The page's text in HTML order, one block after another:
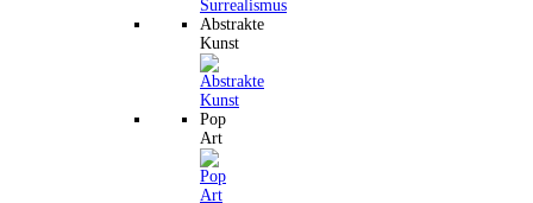
Abstrakte
Kunst
Pop
Art